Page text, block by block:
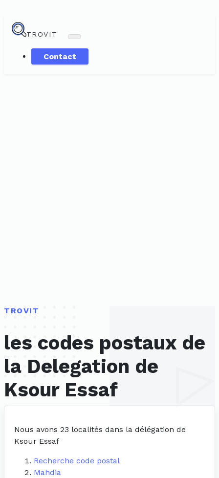
TROVIT
Contact
TROVIT
les codes postaux de
la Delegation de
Ksour Essaf
Nous avons 23 localités dans la délégation de
Ksour Essaf
Recherche code postal
Mahdia